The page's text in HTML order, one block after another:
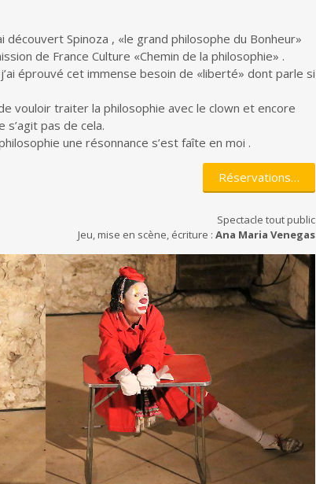
découvert Spinoza , «le grand philosophe du Bonheur»
de France Culture «Chemin de la philosophie» .
éprouvé cet immense besoin de «liberté» dont parle si
vouloir traiter la philosophie avec le clown et encore
s’agit pas de cela.
une résonnance s’est faîte en moi .
Réservations…
Spectacle tout public
Jeu, mise en scène, écriture : Ana Maria Venegas